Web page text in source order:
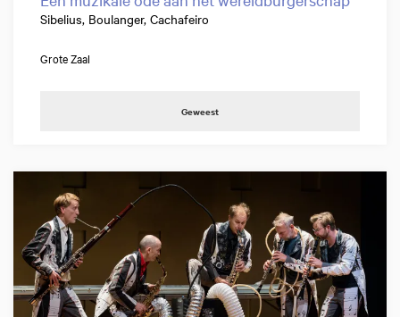
Sibelius, Boulanger, Cachafeiro
Grote Zaal
Geweest